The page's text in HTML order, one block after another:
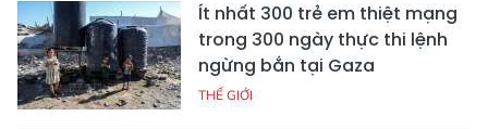
Ít nhất 300 trẻ em thiệt mạng
trong 300 ngày thực thi lệnh
ngừng bắn tại Gaza
THẾ GIỚI